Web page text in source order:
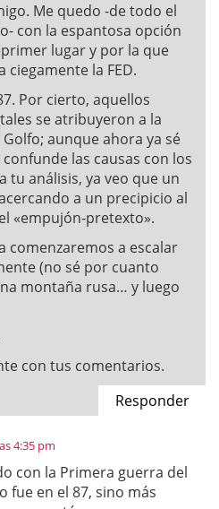
Me quedo -de todo el
con la espantosa opción
lugar y por la que
ciegamente la FED.
Por cierto, aquellos
se atribuyeron a la
aunque ahora ya sé
las causas con los
tu análisis, ya veo que un
a un precipicio al
«empujón-pretexto».
comenzaremos a escalar
(no sé por cuanto
montaña rusa… y luego
con tus comentarios.
Responder
4:35 pm
con la Primera guerra del
fue en el 87, sino más